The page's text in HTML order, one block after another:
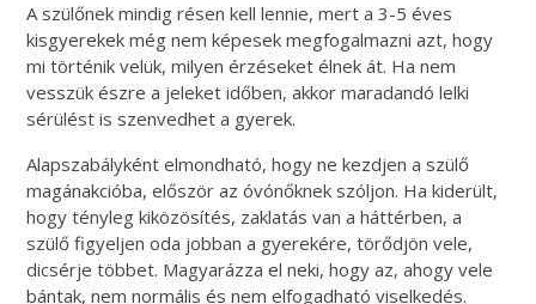
A szülőnek mindig résen kell lennie, mert a 3-5 éves
kisgyerekek még nem képesek megfogalmazni azt, hogy
mi történik velük, milyen érzéseket élnek át. Ha nem
vesszük észre a jeleket időben, akkor maradandó lelki
sérülést is szenvedhet a gyerek.
Alapszabályként elmondható, hogy ne kezdjen a szülő
magánakcióba, először az óvónőknek szóljon. Ha kiderült,
hogy tényleg kiközösítés, zaklatás van a háttérben, a
szülő figyeljen oda jobban a gyerekére, törődjön vele,
dicsérje többet. Magyarázza el neki, hogy az, ahogy vele
bántak, nem normális és nem elfogadható viselkedés.